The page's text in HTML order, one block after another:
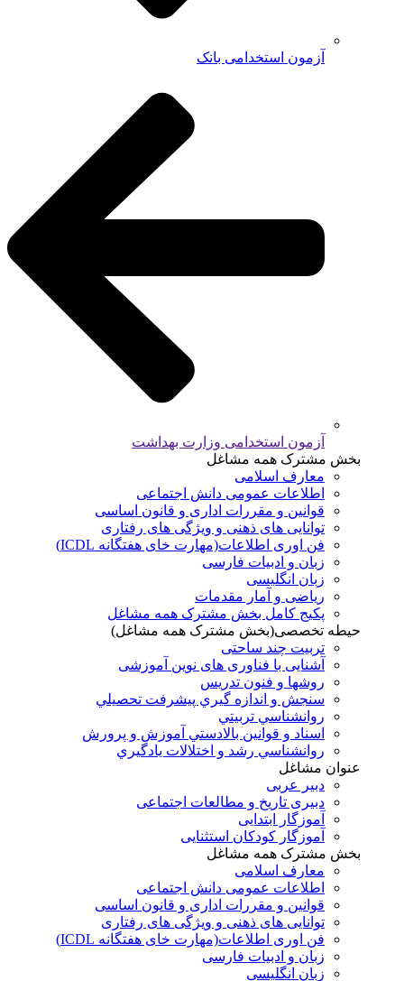
آزمون استخدامی بانک
آزمون استخدامی وزارت بهداشت
بخش مشترک همه مشاغل
معارف اسلامی
اطلاعات عمومی دانش اجتماعی
قوانین و مقررات اداری و قانون اساسی
توانایی های ذهنی و ویژگی های رفتاری
فن اوری اطلاعات(مهارت خای هفتگانه ICDL)
زبان و ادبیات فارسی
زبان انگلیسی
ریاضی و آمار مقدمات
پکیج کامل بخش مشترک همه مشاغل
حیطه تخصصی(بخش مشترک همه مشاغل)
تربیت چند ساحتی
آشنایی با فناوری های نوین آموزشی
روشها و فنون تدريس
سنجش و اندازه گيري پيشرفت تحصيلي
روانشناسي تربيتي
اسناد و قوانين بالادستي آموزش و پرورش
روانشناسي رشد و اختلالات يادگيري
عنوان مشاغل
دبير عربی
دبیری تاریخ و مطالعات اجتماعی
آموزگار ابتدایی
آموزگار کودکان استثنایی
بخش مشترک همه مشاغل
معارف اسلامی
اطلاعات عمومی دانش اجتماعی
قوانین و مقررات اداری و قانون اساسی
توانایی های ذهنی و ویژگی های رفتاری
فن اوری اطلاعات(مهارت خای هفتگانه ICDL)
زبان و ادبیات فارسی
زبان انگلیسی